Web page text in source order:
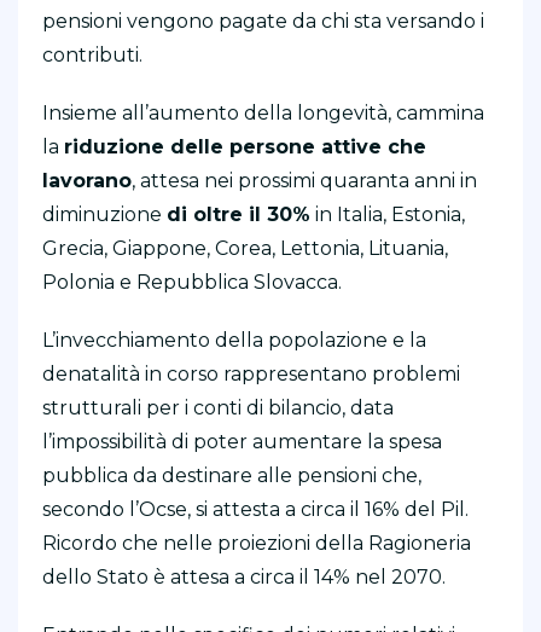
pensioni vengono pagate da chi sta versando i
contributi.
Insieme all’aumento della longevità, cammina
la riduzione delle persone attive che
lavorano, attesa nei prossimi quaranta anni in
diminuzione di oltre il 30% in Italia, Estonia,
Grecia, Giappone, Corea, Lettonia, Lituania,
Polonia e Repubblica Slovacca.
L’invecchiamento della popolazione e la
denatalità in corso rappresentano problemi
strutturali per i conti di bilancio, data
l’impossibilità di poter aumentare la spesa
pubblica da destinare alle pensioni che,
secondo l’Ocse, si attesta a circa il 16% del Pil.
Ricordo che nelle proiezioni della Ragioneria
dello Stato è attesa a circa il 14% nel 2070.